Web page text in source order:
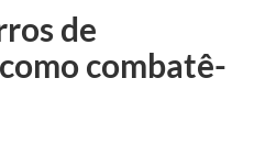
de
combatê-